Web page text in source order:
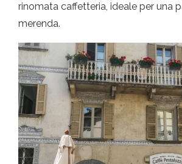
rinomata caffetteria, ideale per una
merenda.